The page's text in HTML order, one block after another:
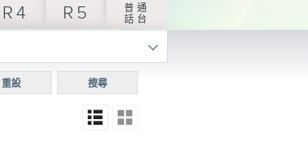
R4 R5
普通
話台
搜尋
重設